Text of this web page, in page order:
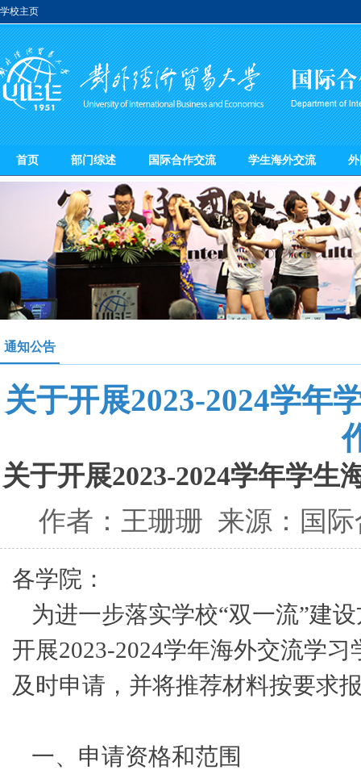
学校主页
首页 部门综述 国际合作交流 学生海外交流
通知公告
关于开展2023-2024学年
关于开展2023-2024学年学
作者：王珊珊 来源：国际
各学院：
为进一步落实学校“双一流”建
开展2023-2024学年海外交流学
及时申请，并将推荐材料按要求
一、申请资格和范围